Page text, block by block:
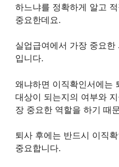
하느냐를 정확하게 알고
중요한데요.
실업급여에서 가장 중요한
입니다.
왜냐하면 이직확인서에는
대상이 되는지의 여부와
장 중요한 역할을 하기 때
퇴사 후에는 반드시 이직
중요합니다.